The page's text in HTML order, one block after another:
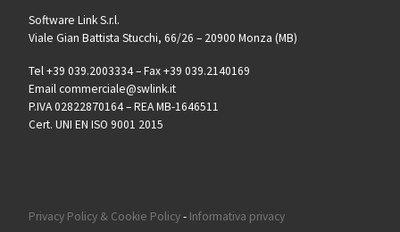
Software Link S.r.l.
Viale Gian Battista Stucchi, 66/26 – 20900 Monza (MB)
Tel +39 039.2003334 – Fax +39 039.2140169
Email commerciale@swlink.it
P.IVA 02822870164 – REA MB-1646511
Cert. UNI EN ISO 9001 2015
Privacy Policy & Cookie Policy- Informativa privacy